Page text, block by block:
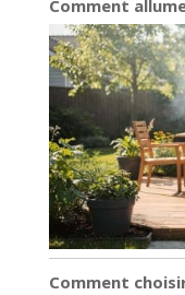
Comment
Comment